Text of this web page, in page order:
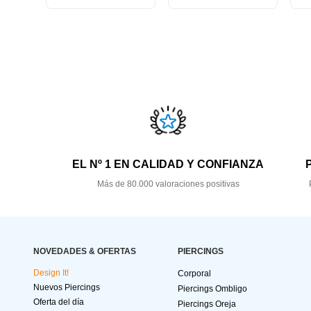
EL Nº 1 EN CALIDAD Y CONFIANZA
Más de 80.000 valoraciones positivas
NOVEDADES & OFERTAS
Design It!
Nuevos Piercings
Oferta del día
PIERCINGS
Corporal
Piercings Ombligo
Piercings Oreja